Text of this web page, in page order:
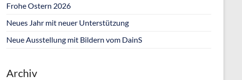
Frohe Ostern 2026
Neues Jahr mit neuer Unterstützung
Neue Ausstellung mit Bildern vom DainS
Archiv